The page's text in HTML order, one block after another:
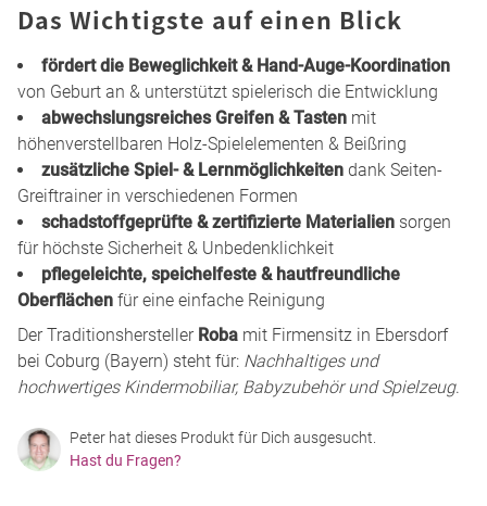
Das Wichtigste auf einen Blick
fördert die Beweglichkeit & Hand-Auge-Koordination
von Geburt an & unterstützt spielerisch die Entwicklung
abwechslungsreiches Greifen & Tasten mit
höhenverstellbaren Holz-Spielelementen & Beißring
zusätzliche Spiel- & Lernmöglichkeiten dank Seiten-
Greiftrainer in verschiedenen Formen
schadstoffgeprüfte & zertifizierte Materialien sorgen
für höchste Sicherheit & Unbedenklichkeit
pflegeleichte, speichelfeste & hautfreundliche
Oberflächen für eine einfache Reinigung
Der Traditionshersteller Roba mit Firmensitz in Ebersdorf
bei Coburg (Bayern) steht für: Nachhaltiges und
hochwertiges Kindermobiliar, Babyzubehör und Spielzeug.
Peter hat dieses Produkt für Dich ausgesucht.
Hast du Fragen?